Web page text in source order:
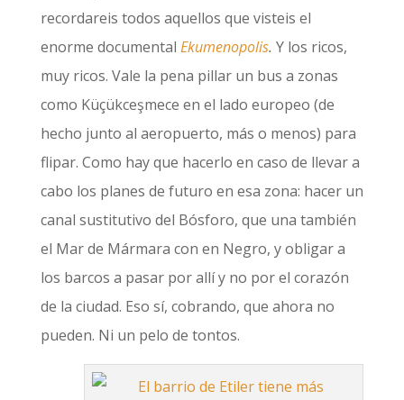
recordareis todos aquellos que visteis el
enorme documental Ekumenopolis. Y los ricos,
muy ricos. Vale la pena pillar un bus a zonas
como Küçükceşmece en el lado europeo (de
hecho junto al aeropuerto, más o menos) para
flipar. Como hay que hacerlo en caso de llevar a
cabo los planes de futuro en esa zona: hacer un
canal sustitutivo del Bósforo, que una también
el Mar de Mármara con en Negro, y obligar a
los barcos a pasar por allí y no por el corazón
de la ciudad. Eso sí, cobrando, que ahora no
pueden. Ni un pelo de tontos.